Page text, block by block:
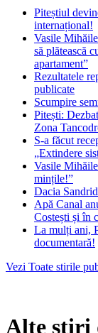
Piteștiul
internațional!
Vasile
să plătească
apartament”
Rezultatele
publicate
Scumpire
Pitești:
Zona
S-a făcut
„Extindere
Vasile
mințile!”
Dacia
Apă Canal
Costești și în
La mulți ani,
documentară!
Vezi Toate stirile
Alte stiri